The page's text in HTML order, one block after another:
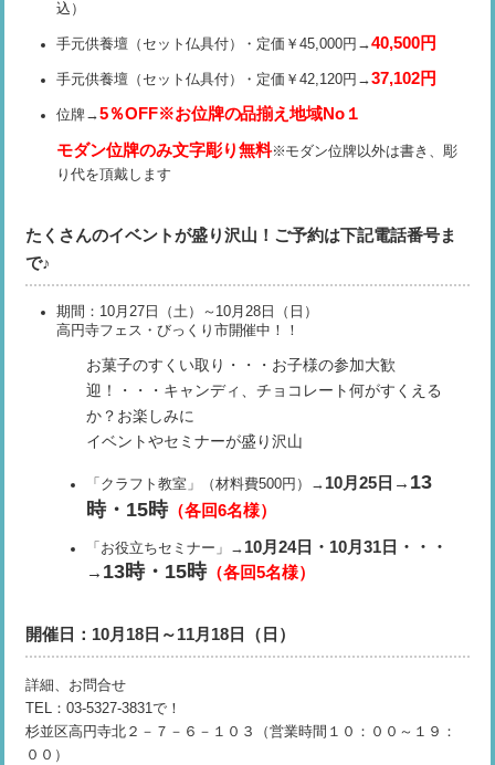
込）
手元供養壇（セット仏具付）・定価￥45,000円→40,500円
手元供養壇（セット仏具付）・定価￥42,120円→37,102円
位牌→5％OFF※お位牌の品揃え地域No１
モダン位牌のみ文字彫り無料※モダン位牌以外は書き、彫
り代を頂戴します
たくさんのイベントが盛り沢山！ご予約は下記電話番号ま
で♪
期間：10月27日（土）～10月28日（日）
高円寺フェス・びっくり市開催中！！
お菓子のすくい取り・・・お子様の参加大歓
迎！・・・キャンディ、チョコレート何がすくえる
か？お楽しみに
イベントやセミナーが盛り沢山
「クラフト教室」（材料費500円）→ 10月25日→ 13
時・15時（各回6名様）
「お役立ちセミナー」→ 10月24日・10月31日・・・
→ 13時・15時（各回5名様）
開催日：10月18日～11月18日（日）
詳細、お問合せ
TEL：03-5327-3831で！
杉並区高円寺北２－７－６－１０３（営業時間１０：００～１９：
００）